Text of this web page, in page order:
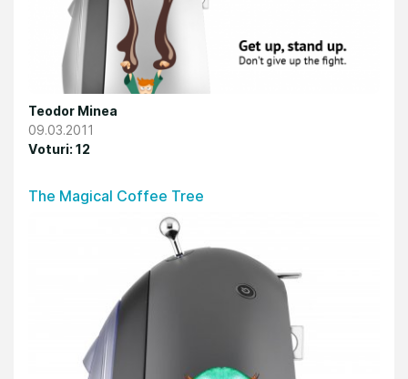
Teodor Minea
09.03.2011
Voturi: 12
The Magical Coffee Tree